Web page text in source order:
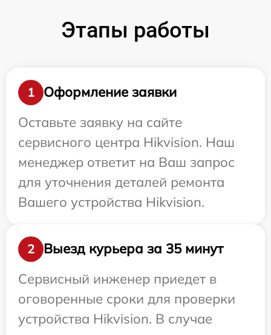
Этапы работы
1
Оформление заявки
Оставьте заявку на сайте
сервисного центра Hikvision. Наш
менеджер ответит на Ваш запрос
для уточнения деталей ремонта
Вашего устройства Hikvision.
2
Выезд курьера за 35 минут
Сервисный инженер приедет в
оговоренные сроки для проверки
устройства Hikvision. В случае